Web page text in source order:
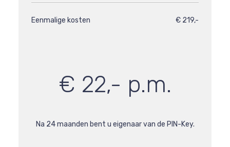
Eenmalige kosten € 219,-
€ 22,- p.m.
Na 24 maanden bent u eigenaar van de PIN-Key.